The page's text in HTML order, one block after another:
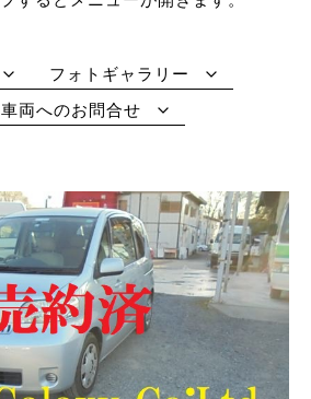
フォトギャラリー
両へのお問合せ